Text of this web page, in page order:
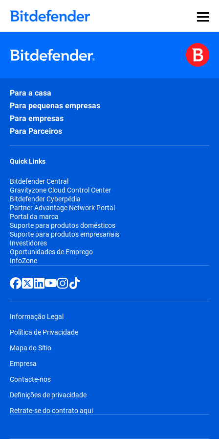
Para a casa
Para pequenas empresas
Para empresas
Para Parceiros
Quick Links
Bitdefender Central
Gravityzone Cloud Control Center
Bitdefender Cyberpédia
Partner Advantage Network Portal
Portal da marca
Suporte para produtos domésticos
Suporte para produtos empresariais
Investidores
Oportunidades de Emprego
InfoZone
Informação Legal
Política de Privacidade
Mapa do Sítio
Empresa
Contacte-nos
Definições de privacidade
Retrate-se do contrato aqui